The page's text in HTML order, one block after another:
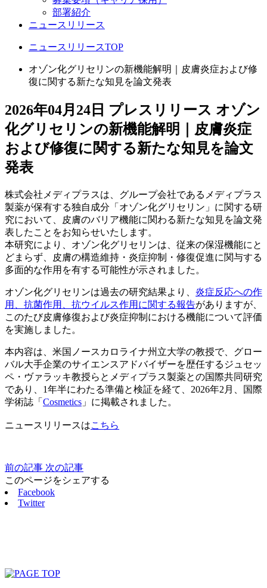
部署紹介
ニュースリリース
ニュースリリースTOP
オゾン化グリセリンの新機能解明｜皮膚炎症および修
復に関する新たな知見を論文発表
2026年04月24日 プレスリリース オゾン
化グリセリンの新機能解明｜皮膚炎症
および修復に関する新たな知見を論文
発表
株式会社メディプラスは、グループ会社であるメディプラス
製薬が保有する独自成分「オゾン化グリセリン」に関する研
究において、皮膚のバリア機能に関わる新たな知見を論文発
表したことをお知らせいたします。
本研究により、オゾン化グリセリンは、従来の保湿機能にと
どまらず、皮膚の構造維持・炎症抑制・修復促進に関与する
多面的な作用を有する可能性が示されました。
オゾン化グリセリンは過去の研究結果より、 炎症反応への作
用、抗菌作用、抗ウイルス作用に関する報告がありますが、
このたび皮膚修復および炎症抑制における機能について評価
を実施しました。
本内容は、米国ノースカロライナ州立大学の教授で、グロー
バル大手企業のサイエンスアドバイザーを歴任するジュセッ
ペ・ヴァラッキ教授らとメディプラス製薬との国際共同研究
であり、1年半にわたる準備と検証を経て、2026年2月、国際
学術誌「 Cosmetics 」に掲載されました。
ニュースリリースはこちら
前の記事 次の記事
このページをシェアする
Facebook
Twitter